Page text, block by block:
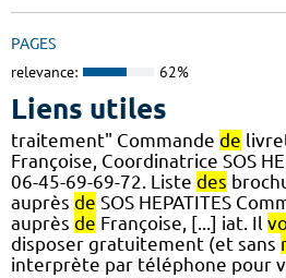
PAGES
relevance: 62%
Liens utiles
traitement" Commande de
Françoise, Coordinatrice SOS
06-45-69-69-72. Liste des
auprès de SOS HEPATITES
auprès de Françoise, [...] iat. Il
disposer gratuitement (et sans
interprète par téléphone pour